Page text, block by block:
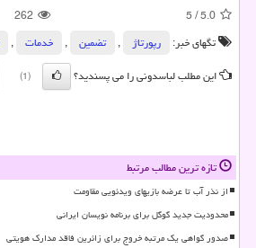
5.0
/
5
262
تگهای خبر:
رپورتاژ , تضمین , خدمات ,
این مطلب لباسدونی را می پسندید؟
(1)
تازه ترین مطالب مرتبط
از نذر آب تا عرضه بازیهای ویدئویی مقاومت
محدودیت جدید گوگل برای برنامه نویسان ایرانی
صدور گواهی یک مرتبه خروج برای زائرین فاقد مدارک هویتی